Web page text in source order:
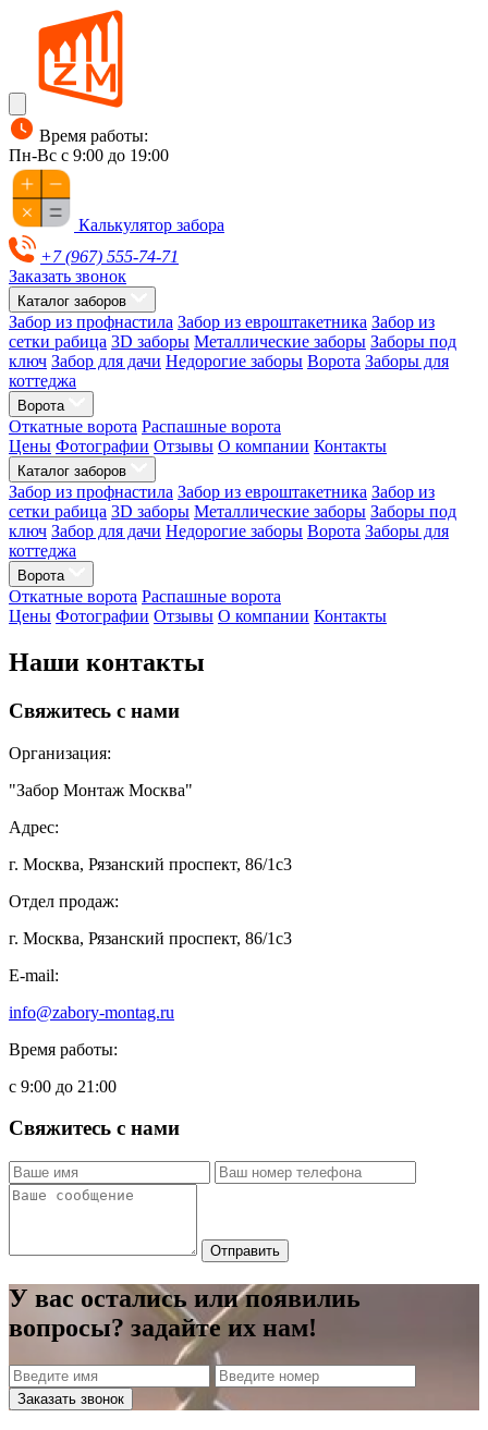
Время работы:
Пн-Вс с 9:00 до 19:00
Калькулятор забора
+7 (967) 555-74-71
Заказать звонок
Каталог заборов
Забор из профнастила Забор из евроштакетника Забор из
сетки рабица 3D заборы Металлические заборы Заборы под
ключ Забор для дачи Недорогие заборы Ворота Заборы для
коттеджа
Ворота
Откатные ворота Распашные ворота
Цены Фотографии Отзывы О компании Контакты
Каталог заборов
Забор из профнастила Забор из евроштакетника Забор из
сетки рабица 3D заборы Металлические заборы Заборы под
ключ Забор для дачи Недорогие заборы Ворота Заборы для
коттеджа
Ворота
Откатные ворота Распашные ворота
Цены Фотографии Отзывы О компании Контакты
Наши контакты
Свяжитесь с нами
Организация:
"Забор Монтаж Москва"
Адрес:
г. Москва, Рязанский проспект, 86/1с3
Отдел продаж:
г. Москва, Рязанский проспект, 86/1с3
E-mail:
info@zabory-montag.ru
Время работы:
с 9:00 до 21:00
Свяжитесь с нами
Отправить
У вас остались или появилиь
вопросы? задайте их нам!
Заказать звонок